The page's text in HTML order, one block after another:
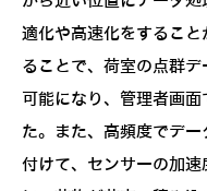
適化や高速化をするこ
ることで、荷室の点群
可能になり、管理者画
た。また、高頻度でデ
付けて、センサーの加